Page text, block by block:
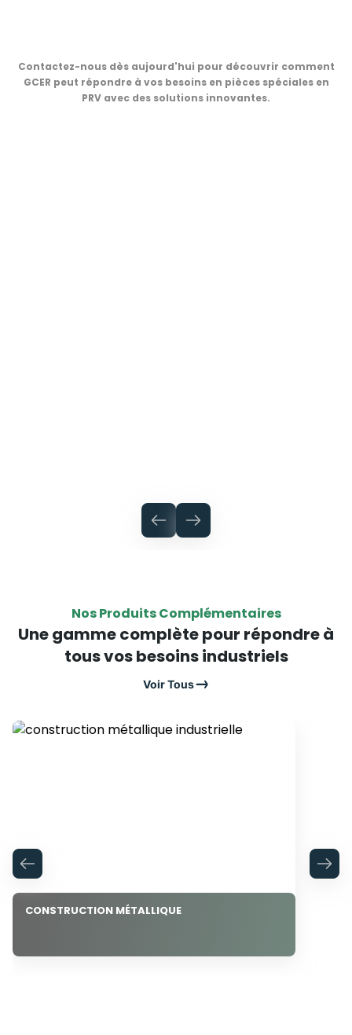
Contactez-nous dès aujourd'hui pour découvrir comment
GCER peut répondre à vos besoins en pièces spéciales en
PRV avec des solutions innovantes.
Nos Produits Complémentaires
Une gamme complète pour répondre à
tous vos besoins industriels
Voir Tous
CONSTRUCTION MÉTALLIQUE